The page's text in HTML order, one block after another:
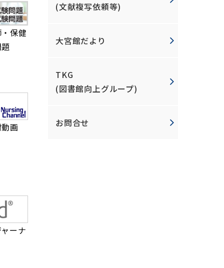
(文献複写依頼等)
大宮館だより
TKG
(図書館向上グループ)
お問合せ
保健
画
ーナ